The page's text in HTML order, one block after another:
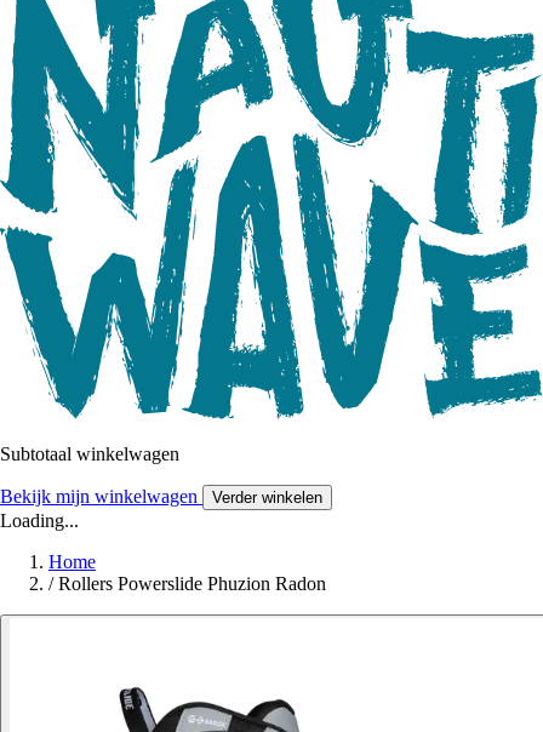
Subtotaal winkelwagen
Bekijk mijn winkelwagen Verder winkelen
Loading...
Home
/ Rollers Powerslide Phuzion Radon